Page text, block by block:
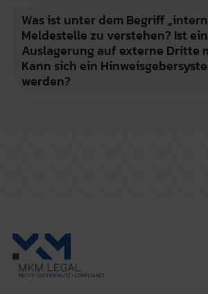
Was ist unter dem Begriff
Meldestelle zu verstehen? Ist
Auslagerung auf externe Dritte
Kann sich ein
werden?